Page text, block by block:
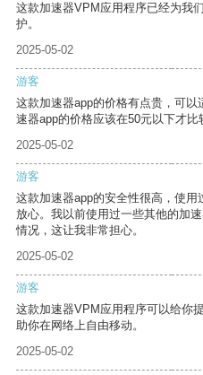
这款加速器VPM应用程序已经为我
护。
2025-05-02
游客
这款加速器app的价格有点贵，可
速器app的价格应该在50元以下才比
2025-05-02
游客
这款加速器app的安全性很高，使
放心。我以前使用过一些其他的加
情况，这让我非常担心。
2025-05-02
游客
这款加速器VPM应用程序可以给你
助你在网络上自由移动。
2025-05-02